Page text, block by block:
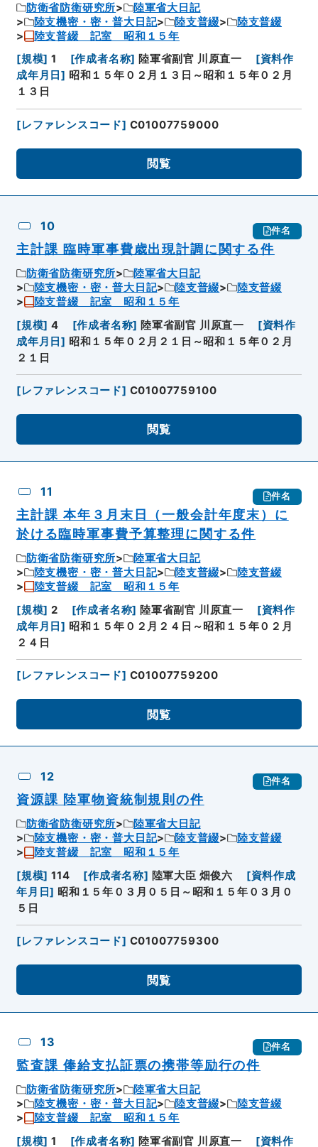
防衛省防衛研究所
陸軍省大日記
陸支機密・密・普大日記
陸支普綴
陸支普綴
陸支普綴 記室 昭和１５年
[規模] 1 [作成者名称] 陸軍省副官 川原直一 [資料作
成年月日] 昭和１５年０２月１３日～昭和１５年０２月
１３日
[レファレンスコード] C01007759000
閲覧
10 件名
主計課 臨時軍事費歳出現計調に関する件
防衛省防衛研究所
陸軍省大日記
陸支機密・密・普大日記
陸支普綴
陸支普綴
陸支普綴 記室 昭和１５年
[規模] 4 [作成者名称] 陸軍省副官 川原直一 [資料作
成年月日] 昭和１５年０２月２１日～昭和１５年０２月
２１日
[レファレンスコード] C01007759100
閲覧
11 件名
主計課 本年３月末日（一般会計年度末）に
於ける臨時軍事費予算整理に関する件
防衛省防衛研究所
陸軍省大日記
陸支機密・密・普大日記
陸支普綴
陸支普綴
陸支普綴 記室 昭和１５年
[規模] 2 [作成者名称] 陸軍省副官 川原直一 [資料作
成年月日] 昭和１５年０２月２４日～昭和１５年０２月
２４日
[レファレンスコード] C01007759200
閲覧
12 件名
資源課 陸軍物資統制規則の件
防衛省防衛研究所
陸軍省大日記
陸支機密・密・普大日記
陸支普綴
陸支普綴
陸支普綴 記室 昭和１５年
[規模] 114 [作成者名称] 陸軍大臣 畑俊六 [資料作成
年月日] 昭和１５年０３月０５日～昭和１５年０３月０
５日
[レファレンスコード] C01007759300
閲覧
13 件名
監査課 俸給支払証票の携帯等励行の件
防衛省防衛研究所
陸軍省大日記
陸支機密・密・普大日記
陸支普綴
陸支普綴
陸支普綴 記室 昭和１５年
[規模] 1 [作成者名称] 陸軍省副官 川原直一 [資料作